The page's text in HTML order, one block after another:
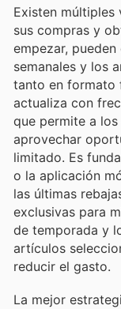
Existen múltiples
sus compras y
empezar,
semanales y los
tanto en formato
actualiza con
que permite a
aprovechar
limitado. Es
o la aplicación
las últimas
exclusivas para
de temporada y
artículos
reducir el gasto.
La mejor